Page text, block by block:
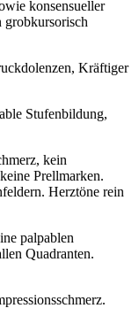
konsensueller
grobkursorisch
Kräftiger
Stufenbildung,
kein
Prellmarken.
Herztöne rein
palpablen
Quadranten.